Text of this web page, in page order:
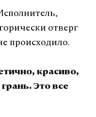
отверг
происходило.
красиво,
Это все